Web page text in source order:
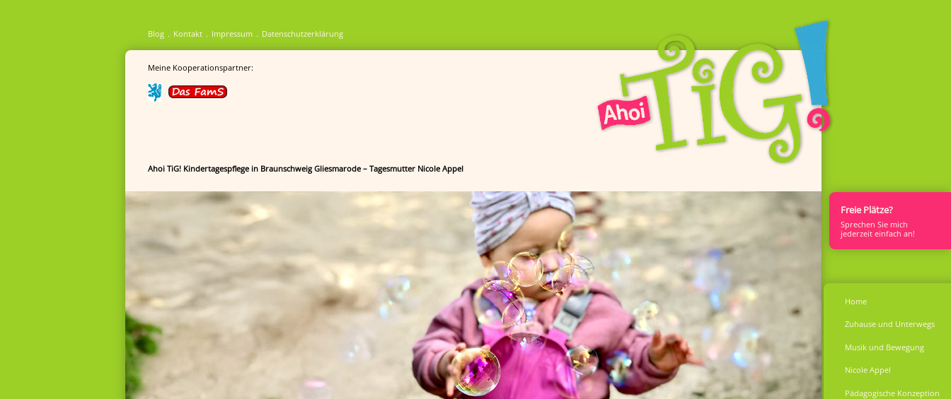
Freie Plätze?
Sprech­en Sie mich
jederzeit einfach an!
Blog Kontakt Impressum Datenschutzerklärung
Meine Kooperationspartner:
Ahoi TiG! Kindertagespflege in Braunschweig Gliesmarode – Tagesmutter Nicole Appel
Home
Zuhause und Unterwegs
Musik und Bewegung
Nicole Appel
Pädagogische Konzeption